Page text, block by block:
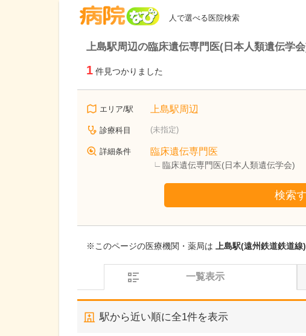
人で選べる医院検索
上島駅周辺の臨床遺伝専門医(日本人類遺伝学
1 件見つかりました
エリア/駅 上島駅周辺
診療科目 (未指定)
詳細条件 臨床遺伝専門医
臨床遺伝専門医(日本人類遺伝学会)
検索
※このページの医療機関・薬局は 上島駅(遠州鉄道鉄道線)
一覧表示
駅から近い順に全1件を表示